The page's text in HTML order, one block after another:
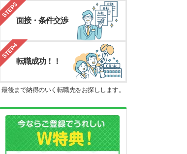
STEP3
面接・条件交渉
STEP4
転職成功！！
最後まで納得のいく転職先をお探しします。